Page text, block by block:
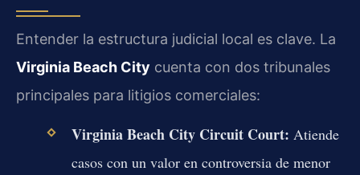
Entender la estructura judicial local es clave. La
Virginia Beach City cuenta con dos tribunales
principales para litigios comerciales:
Virginia Beach City Circuit Court: Atiende
casos con un valor en controversia de menor